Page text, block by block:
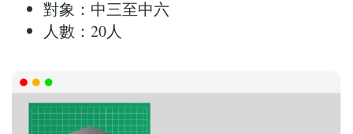
對象：中三至中六
人數：20人